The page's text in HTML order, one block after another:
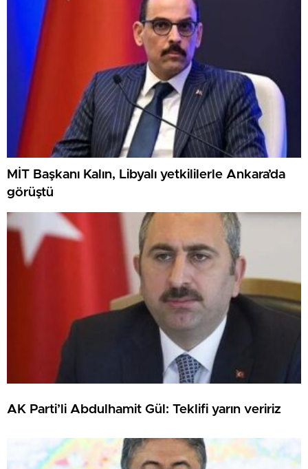
MİT Başkanı Kalın, Libyalı yetkililerle Ankara’da
görüştü
AK Parti’li Abdulhamit Gül: Teklifi yarın veririz